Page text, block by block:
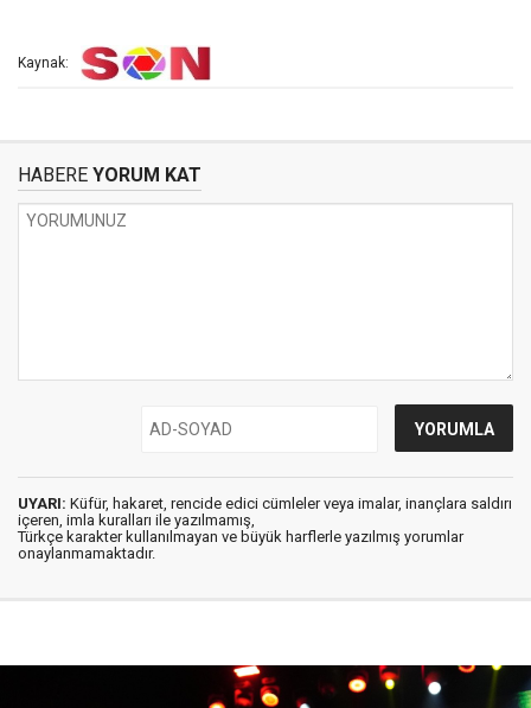
Kaynak:
HABERE YORUM KAT
UYARI: Küfür, hakaret, rencide edici cümleler veya imalar, inançlara saldırı
içeren, imla kuralları ile yazılmamış,
Türkçe karakter kullanılmayan ve büyük harflerle yazılmış yorumlar
onaylanmamaktadır.